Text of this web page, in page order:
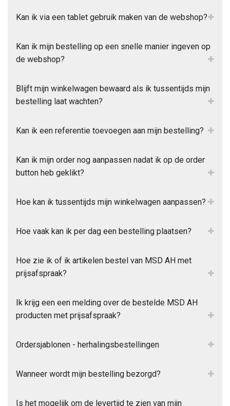
Kan ik via een tablet gebruik maken van de webshop?
Kan ik mijn bestelling op een snelle manier ingeven op
de webshop?
Blijft mijn winkelwagen bewaard als ik tussentijds mijn
bestelling laat wachten?
Kan ik een referentie toevoegen aan mijn bestelling?
Kan ik mijn order nog aanpassen nadat ik op de order
button heb geklikt?
Hoe kan ik tussentijds mijn winkelwagen aanpassen?
Hoe vaak kan ik per dag een bestelling plaatsen?
Hoe zie ik of ik artikelen bestel van MSD AH met
prijsafspraak?
Ik krijg een een melding over de bestelde MSD AH
producten met prijsafspraak?
Ordersjablonen - herhalingsbestellingen
Wanneer wordt mijn bestelling bezorgd?
Is het mogelijk om de levertijd te zien van mijn